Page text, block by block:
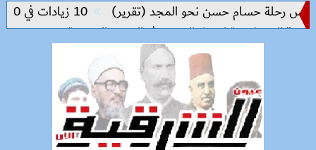
رحلة حسام حسن نحو المجد (تقرير) 10 زيادات في 10 سنوات.. هل حان الوقت لرفع دعم البنزين نهائيا؟